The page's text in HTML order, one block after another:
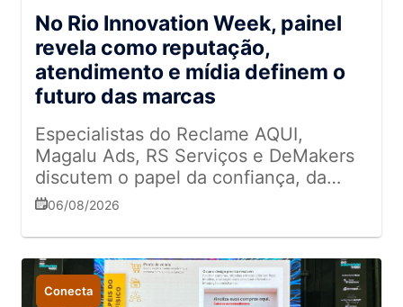
No Rio Innovation Week, painel
revela como reputação,
atendimento e mídia definem o
futuro das marcas
Especialistas do Reclame AQUI,
Magalu Ads, RS Serviços e DeMakers
discutem o papel da confiança, da
experiência e da omnicanalidade na
06/08/2026
Conecta